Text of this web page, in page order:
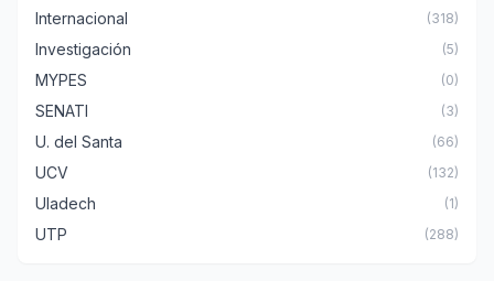
Internacional (318)
Investigación (5)
MYPES (0)
SENATI (3)
U. del Santa (66)
UCV (132)
Uladech (1)
UTP (288)